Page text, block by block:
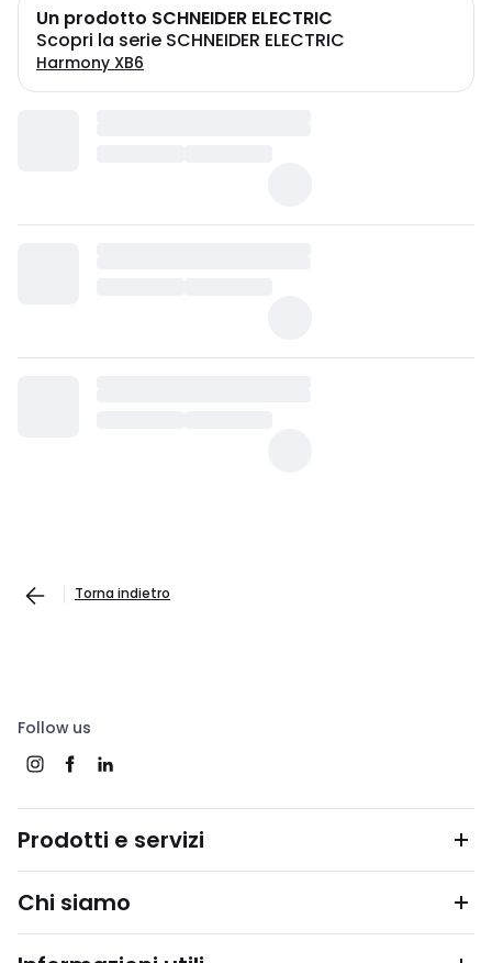
Un prodotto SCHNEIDER ELECTRIC
Scopri la serie SCHNEIDER ELECTRIC
Harmony XB6
Torna indietro
Follow us
Prodotti e servizi
Chi siamo